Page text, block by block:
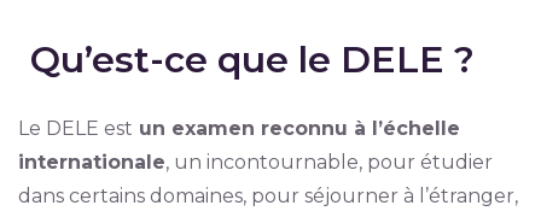
Qu’est-ce que le DELE ?
Le DELE est un examen reconnu à l’échelle
internationale, un incontournable, pour étudier
dans certains domaines, pour séjourner à l’étranger,